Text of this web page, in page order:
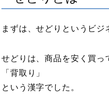
まずは、せどりというビジ
せどりは、商品を安く買っ
「背取り」
という漢字でした。